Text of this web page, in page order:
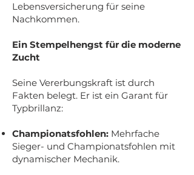
Lebensversicherung für seine
Nachkommen.
Ein Stempelhengst für die moderne
Zucht
Seine Vererbungskraft ist durch
Fakten belegt. Er ist ein Garant für
Typbrillanz:
Championatsfohlen: Mehrfache
Sieger- und Championatsfohlen mit
dynamischer Mechanik.